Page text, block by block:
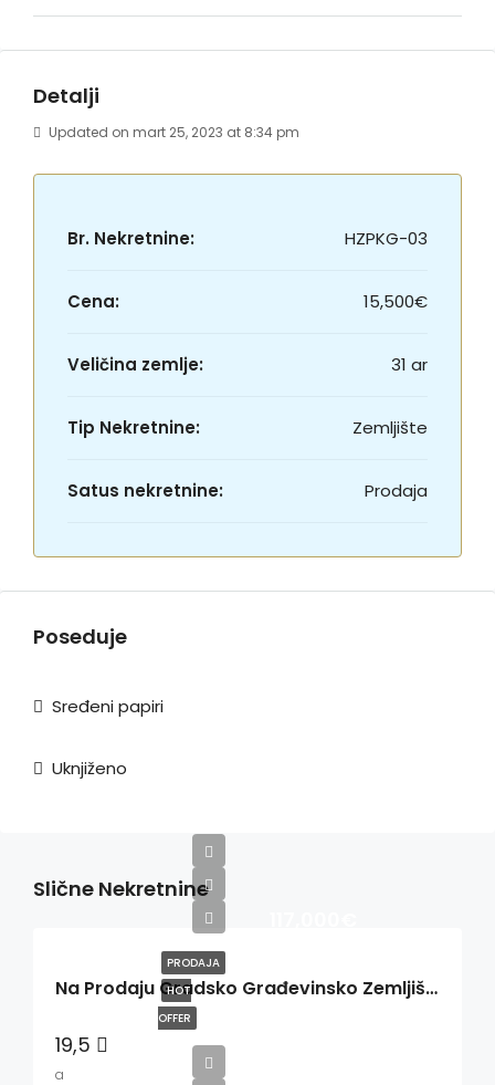
Detalji
Updated on mart 25, 2023 at 8:34 pm
Br. Nekretnine: HZPKG-03
Cena: 15,500€
Veličina zemlje: 31 ar
Tip Nekretnine: Zemljište
Satus nekretnine: Prodaja
Poseduje
Sređeni papiri
Uknjiženo
Slične Nekretnine
PRODAJA
HOT
OFFER
Na Prodaju Gradsko Građevinsko Zemljište Na Zlatiboru
19,5
a